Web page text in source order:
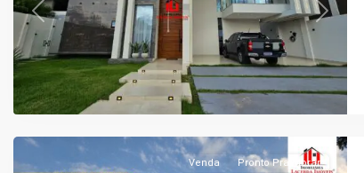
Previous Next
Ponta
Negra
Manaus
Venda Pronto Pra Morar